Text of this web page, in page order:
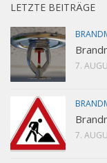
LETZTE BEITRÄGE
7.
7.